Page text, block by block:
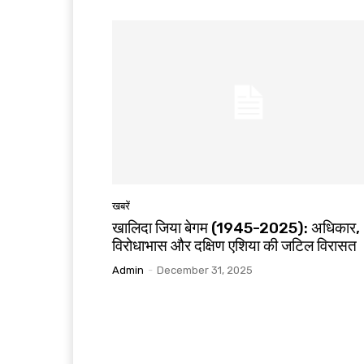
खबरें
खालिदा जिया बेगम (1945-2025): अधिकार,
विरोधाभास और दक्षिण एशिया की जटिल विरासत
Admin - December 31, 2025